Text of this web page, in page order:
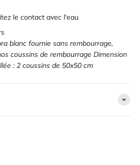
le contact avec l'eau
blanc fournie sans rembourrage,
coussins de rembourrage Dimension
: 2 coussins de 50x50 cm